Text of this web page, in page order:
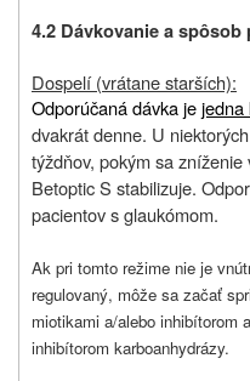
4.2 Dávkovanie a spôsob
Dospelí (vrátane starších):
Odporúčaná dávka jejedna
dvakrát denne. U
týždňov, pokým sa
Betoptic S stabilizuje.
pacientov s glaukómom.
Ak pri tomto režime nie je
regulovaný, môže sa začať
miotikami a/alebo inhibítorom
inhibítorom karboanhydrázy.